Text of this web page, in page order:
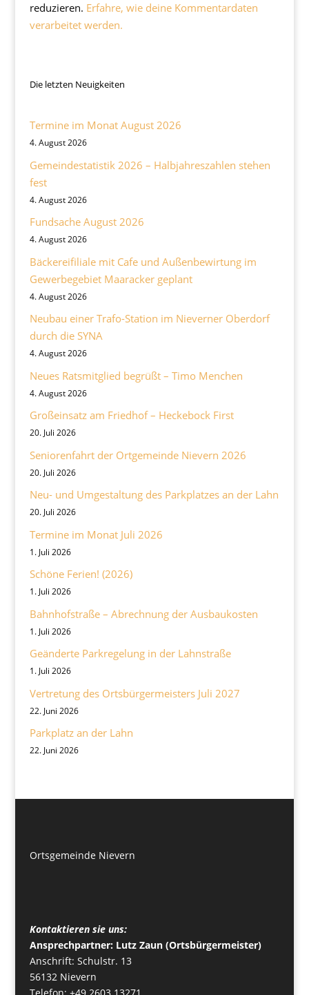
reduzieren. Erfahre, wie deine Kommentardaten
verarbeitet werden.
Die letzten Neuigkeiten
Termine im Monat August 2026
4. August 2026
Gemeindestatistik 2026 – Halbjahreszahlen stehen
fest
4. August 2026
Fundsache August 2026
4. August 2026
Bäckereifiliale mit Cafe und Außenbewirtung im
Gewerbegebiet Maaracker geplant
4. August 2026
Neubau einer Trafo-Station im Nieverner Oberdorf
durch die SYNA
4. August 2026
Neues Ratsmitglied begrüßt – Timo Menchen
4. August 2026
Großeinsatz am Friedhof – Heckebock First
20. Juli 2026
Seniorenfahrt der Ortgemeinde Nievern 2026
20. Juli 2026
Neu- und Umgestaltung des Parkplatzes an der Lahn
20. Juli 2026
Termine im Monat Juli 2026
1. Juli 2026
Schöne Ferien! (2026)
1. Juli 2026
Bahnhofstraße – Abrechnung der Ausbaukosten
1. Juli 2026
Geänderte Parkregelung in der Lahnstraße
1. Juli 2026
Vertretung des Ortsbürgermeisters Juli 2027
22. Juni 2026
Parkplatz an der Lahn
22. Juni 2026
Ortsgemeinde Nievern
Kontaktieren sie uns:
Ansprechpartner: Lutz Zaun (Ortsbürgermeister)
Anschrift: Schulstr. 13
56132 Nievern